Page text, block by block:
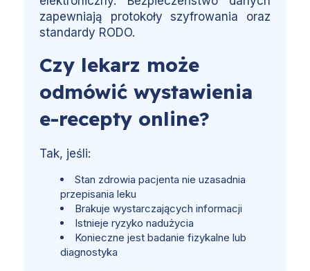
zapewniają protokoły szyfrowania oraz
standardy RODO.
Czy lekarz może
odmówić wystawienia
e-recepty online?
Tak, jeśli:
Stan zdrowia pacjenta nie uzasadnia
przepisania leku
Brakuje wystarczających informacji
Istnieje ryzyko nadużycia
Konieczne jest badanie fizykalne lub
diagnostyka